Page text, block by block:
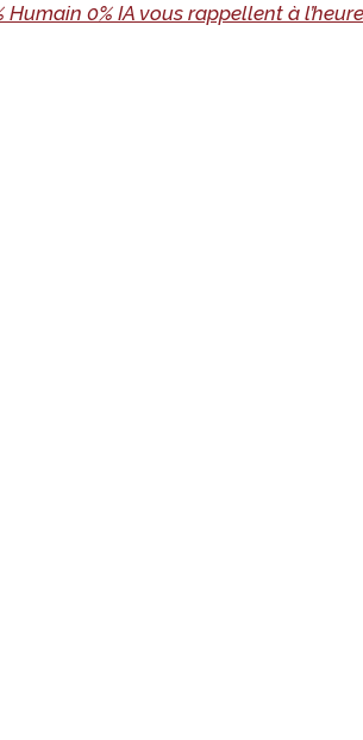
0% IA vous rappellent à